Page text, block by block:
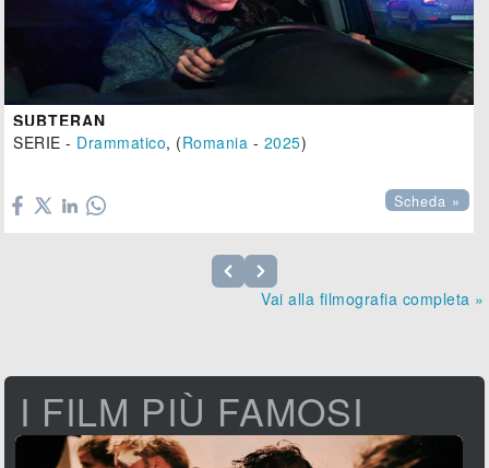
SUBTERAN
SERIE - Drammatico, (Romania - 2025)
Scheda »
Vai alla filmografia completa »
I FILM PIÙ FAMOSI